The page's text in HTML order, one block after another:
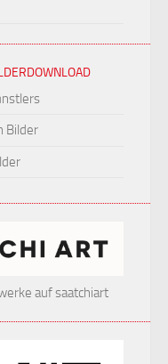
Bilder
auf saatchiart